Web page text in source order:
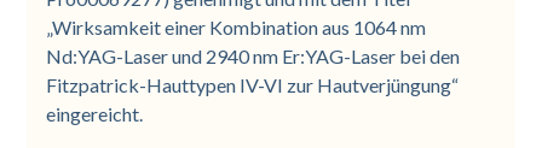
„Wirksamkeit einer Kombination aus 1064 nm
Nd:YAG-Laser und 2940 nm Er:YAG-Laser bei den
Fitzpatrick-Hauttypen IV-VI zur Hautverjüngung“
eingereicht.